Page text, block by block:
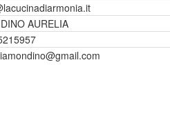
AURELIA